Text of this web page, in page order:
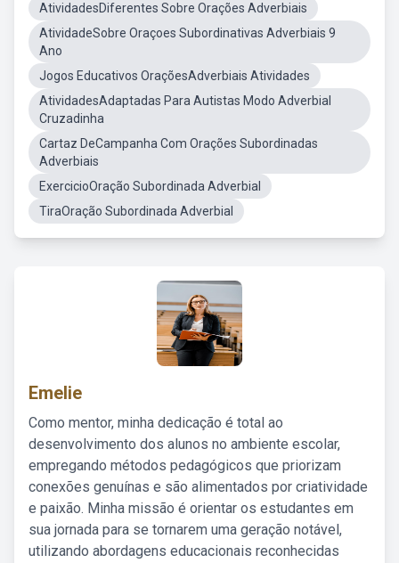
AtividadesDiferentes Sobre Orações Adverbiais
AtividadeSobre Oraçoes Subordinativas Adverbiais 9
Ano
Jogos Educativos OraçõesAdverbiais Atividades
AtividadesAdaptadas Para Autistas Modo Adverbial
Cruzadinha
Cartaz DeCampanha Com Orações Subordinadas
Adverbiais
ExercicioOração Subordinada Adverbial
TiraOração Subordinada Adverbial
Emelie
Como mentor, minha dedicação é total ao
desenvolvimento dos alunos no ambiente escolar,
empregando métodos pedagógicos que priorizam
conexões genuínas e são alimentados por criatividade
e paixão. Minha missão é orientar os estudantes em
sua jornada para se tornarem uma geração notável,
utilizando abordagens educacionais reconhecidas